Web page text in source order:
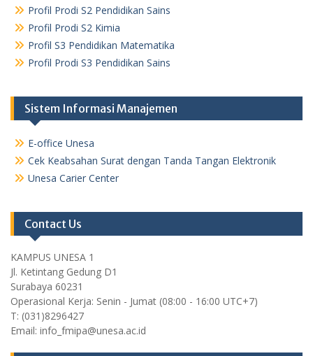
Profil Prodi S2 Pendidikan Sains
Profil Prodi S2 Kimia
Profil S3 Pendidikan Matematika
Profil Prodi S3 Pendidikan Sains
Sistem Informasi Manajemen
E-office Unesa
Cek Keabsahan Surat dengan Tanda Tangan Elektronik
Unesa Carier Center
Contact Us
KAMPUS UNESA 1
Jl. Ketintang Gedung D1
Surabaya 60231
Operasional Kerja: Senin - Jumat (08:00 - 16:00 UTC+7)
T: (031)8296427
Email: info_fmipa@unesa.ac.id